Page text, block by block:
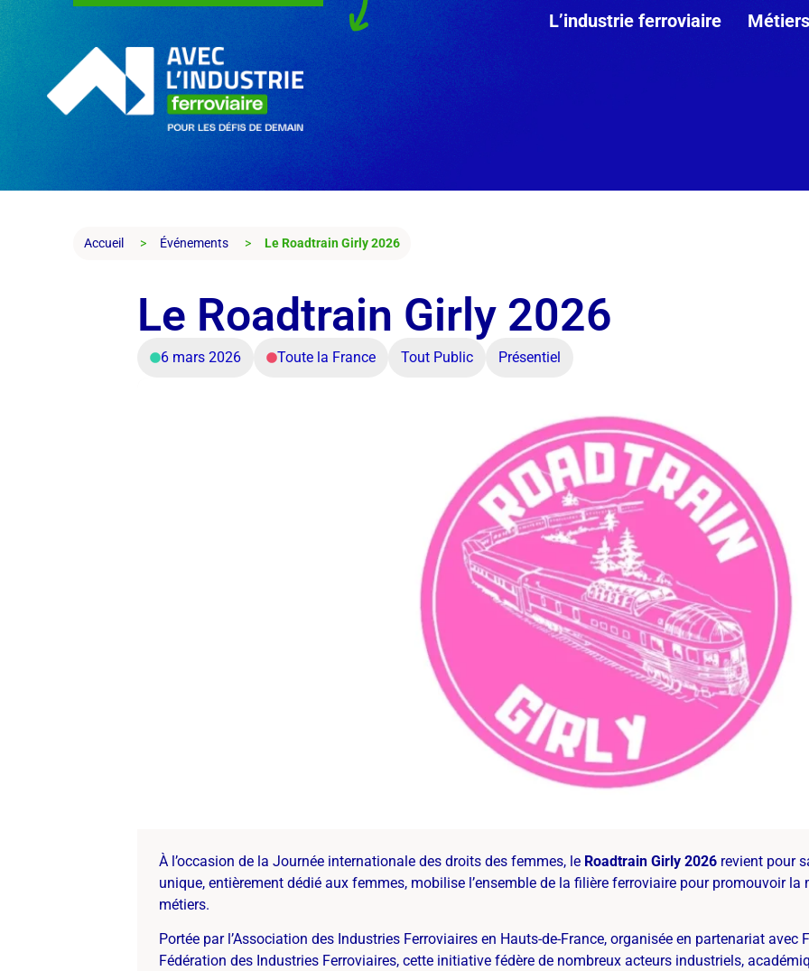
L’industrie ferroviaire Métiers
Accueil Événements Le Roadtrain Girly 2026
Le Roadtrain Girly 2026
6 mars 2026 Toute la France Tout Public Présentiel
À l’occasion de la Journée internationale des droits des femmes, le Roadtrain Girly 2026revient pour
unique, entièrement dédié aux femmes, mobilise l’ensemble de la filière ferroviaire pour promouvoir la
métiers.
Portée par l’Association des Industries Ferroviaires en Hauts-de-France, organisée en partenariat avec
Fédération des Industries Ferroviaires, cette initiative fédère de nombreux acteurs industriels,